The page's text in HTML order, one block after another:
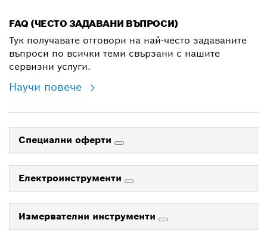
FAQ (ЧЕСТО ЗАДАВАНИ ВЪПРОСИ)
Тук получавате отговори на най-често задаваните
въпроси по всички теми свързани с нашите
сервизни услуги.
Научи повече
Специални оферти
Електроинструменти
Измервателни инструменти